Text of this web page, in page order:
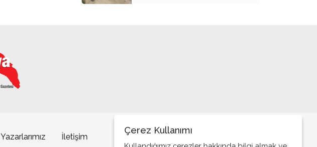
Yazarlarımız İletişim
Çerez Kullanımı